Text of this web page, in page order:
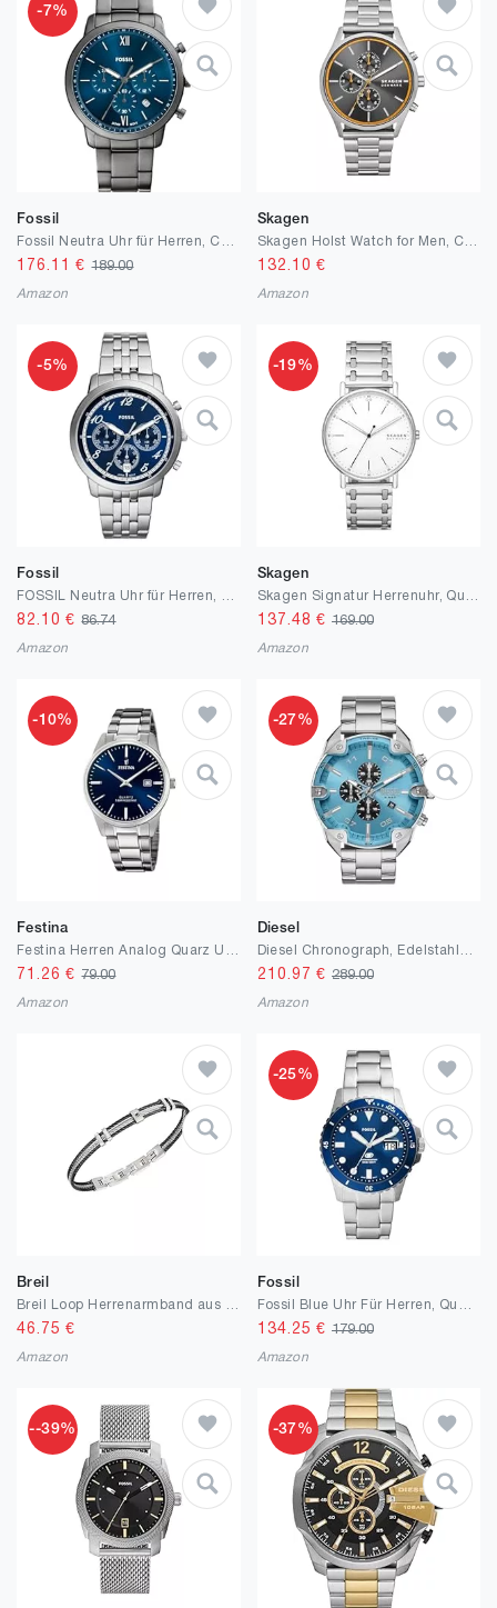
-7%
Fossil
176.11 €189.00
Amazon
Skagen
132.10 €
Amazon
-5%
Fossil
82.10 €86.74
Amazon
-19%
Skagen
137.48 € 169.00
Amazon
-10%
Festina
71.26 €79.00
Amazon
-27%
Diesel
210.97 € 289.00
Amazon
Breil
46.75 €
Amazon
-25%
Fossil
134.25 € 179.00
Amazon
--39% -37%